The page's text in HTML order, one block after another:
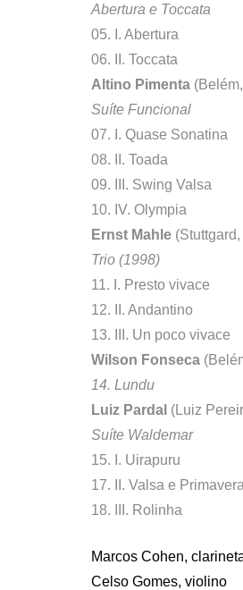
Abertura e Toccata
05. I. Abertura
06. II. Toccata
Altino Pimenta
Suíte Funcional
07. I. Quase Sonatina
08. II. Toada
09. III. Swing Valsa
10. IV. Olympia
Ernst Mahle
Trio (1998)
11. I. Presto vivace
12. II. Andantino
13. III. Un poco vivace
Wilson Fonseca
14. Lundu
Luiz Pardal (Luiz
Suíte Waldemar
15. I. Uirapuru
17. II. Valsa e Primavera
18. III. Rolinha
Marcos Cohen,
Celso Gomes, violino